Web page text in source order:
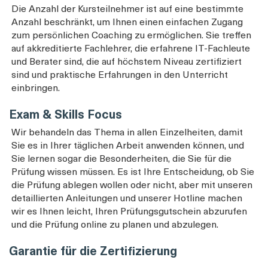
Die Anzahl der Kursteilnehmer ist auf eine bestimmte
Anzahl beschränkt, um Ihnen einen einfachen Zugang
zum persönlichen Coaching zu ermöglichen. Sie treffen
auf akkreditierte Fachlehrer, die erfahrene IT-Fachleute
und Berater sind, die auf höchstem Niveau zertifiziert
sind und praktische Erfahrungen in den Unterricht
einbringen.
Exam & Skills Focus
Wir behandeln das Thema in allen Einzelheiten, damit
Sie es in Ihrer täglichen Arbeit anwenden können, und
Sie lernen sogar die Besonderheiten, die Sie für die
Prüfung wissen müssen. Es ist Ihre Entscheidung, ob Sie
die Prüfung ablegen wollen oder nicht, aber mit unseren
detaillierten Anleitungen und unserer Hotline machen
wir es Ihnen leicht, Ihren Prüfungsgutschein abzurufen
und die Prüfung online zu planen und abzulegen.
Garantie für die Zertifizierung